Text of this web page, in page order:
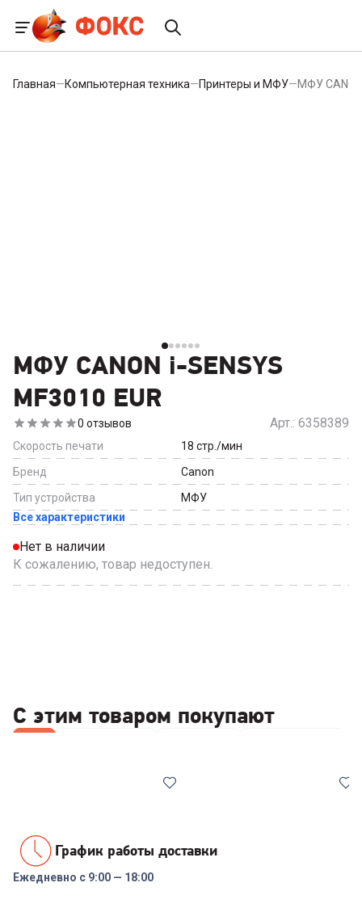
Главная—Компьютерная техника—Принтеры и МФУ—МФУ
МФУ CANON i-SENSYS
MF3010 EUR
0 отзывов Арт.: 6358389
Скорость печати 18 стр./мин
Бренд
Canon
Тип устройства
МФУ
Все характеристики
Нет в наличии
К сожалению, товар недоступен.
С этим товаром покупают
График работы доставки
Ежедневно с 9:00 — 18:00